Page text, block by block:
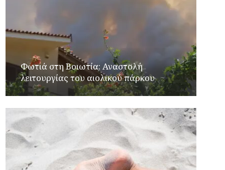
Φωτιά στη Βοιωτία: Αναστολή
λειτουργίας του αιολικού πάρκου